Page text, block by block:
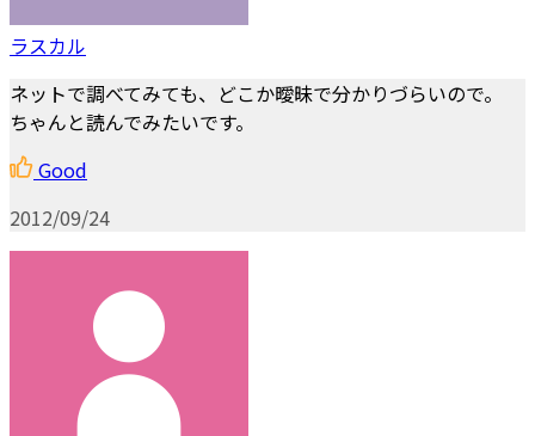
ラスカル
ネットで調べてみても、どこか曖昧で分かりづらいので。
ちゃんと読んでみたいです。
Good
2012/09/24